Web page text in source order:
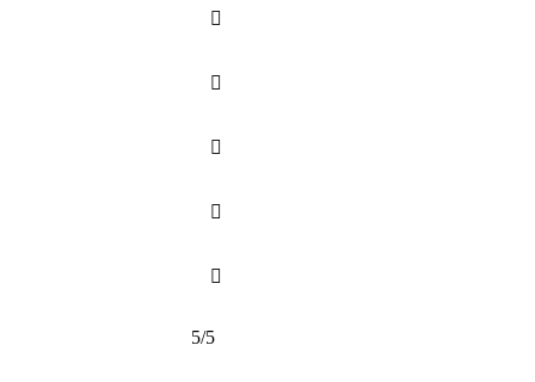





5/5